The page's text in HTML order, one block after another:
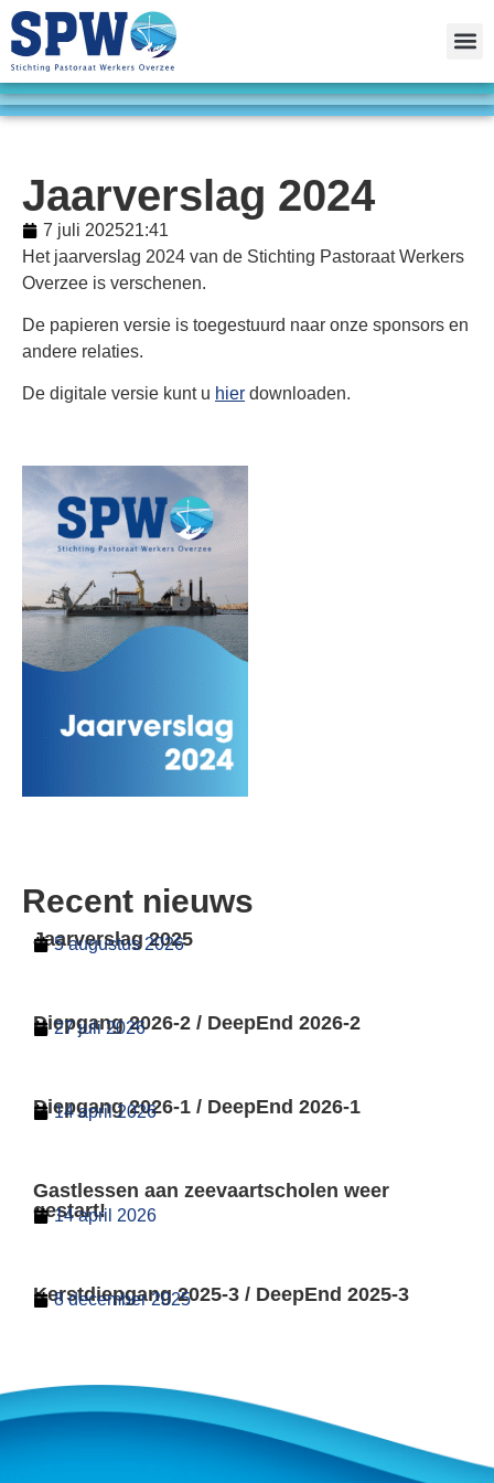
Jaarverslag 2024
7 juli 202521:41
Het jaarverslag 2024 van de Stichting Pastoraat Werkers
Overzee is verschenen.
De papieren versie is toegestuurd naar onze sponsors en
andere relaties.
De digitale versie kunt u hier downloaden.
Recent nieuws
Jaarverslag 2025
5 augustus 2026
Diepgang 2026-2 / DeepEnd 2026-2
27 juli 2026
Diepgang 2026-1 / DeepEnd 2026-1
14 april 2026
Gastlessen aan zeevaartscholen weer
gestart!
14 april 2026
Kerstdiepgang 2025-3 / DeepEnd 2025-3
8 december 2025